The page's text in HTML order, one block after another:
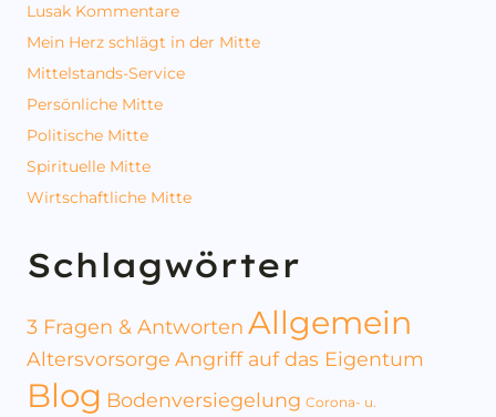
Lusak Kommentare
Mein Herz schlägt in der Mitte
Mittelstands-Service
Persönliche Mitte
Politische Mitte
Spirituelle Mitte
Wirtschaftliche Mitte
Schlagwörter
3 Fragen & Antworten Allgemein
Altersvorsorge Angriff auf das Eigentum
Blog Bodenversiegelung Corona- u.